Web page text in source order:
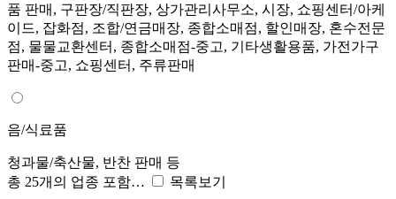
품 판매, 구판장/직판장, 상가관리사무소, 시장, 쇼핑센터/아케
이드, 잡화점, 조합/연금매장, 종합소매점, 할인매장, 혼수전문
점, 물물교환센터, 종합소매점-중고, 기타생활용품, 가전가구
판매-중고, 쇼핑센터, 주류판매
음/식료품
청과물/축산물, 반찬 판매 등
총 25개의 업종 포함…
목록보기